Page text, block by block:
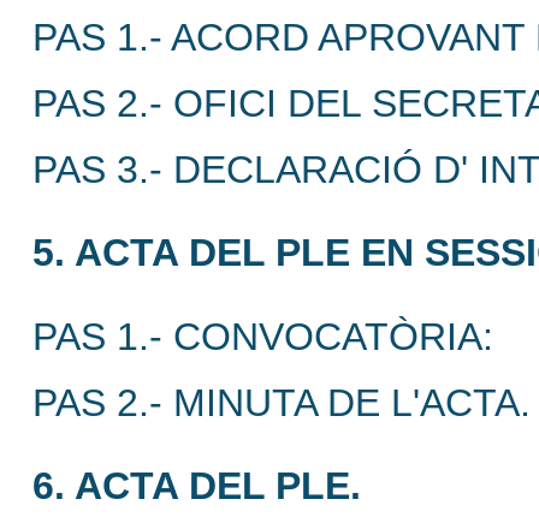
PAS 1.- ACORD
PAS 2.- OFICI DEL
PAS 3.- DECLARACIÓ D'
5. ACTA DEL PLE EN
PAS 1.- CONVOCATÒRIA:
PAS 2.- MINUTA DE L'ACTA.
6. ACTA DEL PLE.